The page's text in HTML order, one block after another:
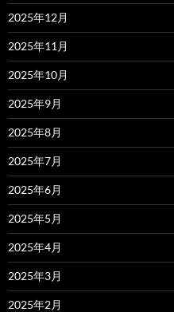
2025年12月
2025年11月
2025年10月
2025年9月
2025年8月
2025年7月
2025年6月
2025年5月
2025年4月
2025年3月
2025年2月